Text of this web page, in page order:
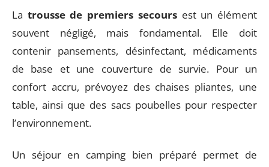
La trousse de premiers secoursest un élément
souvent négligé, mais fondamental. Elle doit
contenir pansements, désinfectant, médicaments
de base et une couverture de survie. Pour un
confort accru, prévoyez des chaises pliantes, une
table, ainsi que des sacs poubelles pour respecter
l’environnement.
Un séjour en camping bien préparé permet de